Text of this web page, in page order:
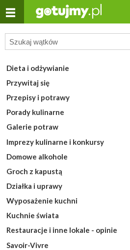
Dieta i odżywianie
Przywitaj się
Przepisy i potrawy
Porady kulinarne
Galerie potraw
Imprezy kulinarne i konkursy
Domowe alkohole
Groch z kapustą
Działka i uprawy
Wyposażenie kuchni
Kuchnie świata
Restauracje i inne lokale - opinie
Savoir-Vivre